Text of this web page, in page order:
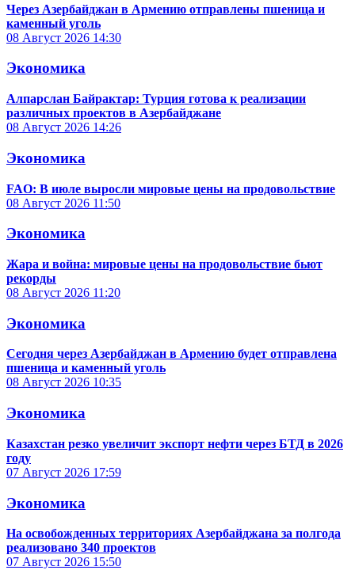
Через Азербайджан в Армению отправлены пшеница и
каменный уголь
08 Август 2026 14:30
Экономика
Алпарслан Байрактар: Турция готова к реализации
различных проектов в Азербайджане
08 Август 2026 14:26
Экономика
FAO: В июле выросли мировые цены на продовольствие
08 Август 2026 11:50
Экономика
Жара и война: мировые цены на продовольствие бьют
рекорды
08 Август 2026 11:20
Экономика
Сегодня через Азербайджан в Армению будет отправлена
пшеница и каменный уголь
08 Август 2026 10:35
Экономика
Казахстан резко увеличит экспорт нефти через БТД в 2026
году
07 Август 2026 17:59
Экономика
На освобожденных территориях Азербайджана за полгода
реализовано 340 проектов
07 Август 2026 15:50